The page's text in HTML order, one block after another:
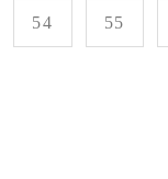
54 55